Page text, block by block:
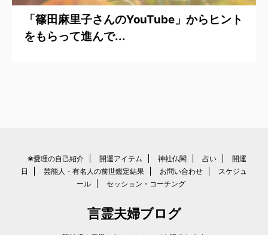
「篠田麻里子さんのYouTube」からヒント
をもらって進んで...
❀愛理の自己紹介 開運アイテム 神社仏閣 占い
開運
日
芸能人・有名人の前世鑑定結果 お問い合わせ
スケジュ
ール
セッション・コーチング
言霊夫婦ブログ